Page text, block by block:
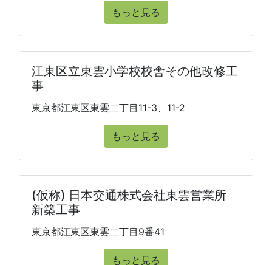
もっと見る
江東区立東雲小学校校舎その他改修工
事
東京都江東区東雲二丁目11-3、11-2
もっと見る
(仮称) 日本交通株式会社東雲営業所
新築工事
東京都江東区東雲二丁目9番41
もっと見る